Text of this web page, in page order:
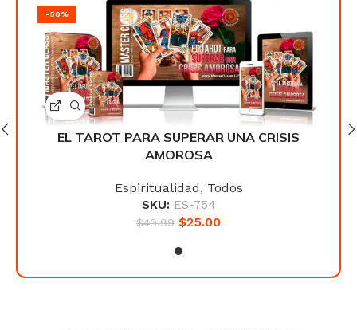
-50%
EL TAROT PARA SUPERAR UNA CRISIS
AMOROSA
Espiritualidad, Todos
SKU: ES-754
$49.99 $25.00